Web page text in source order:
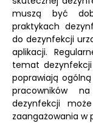
muszą być
praktykach
do dezynfekcji
aplikacji.
temat
poprawiają
pracowników
dezynfekcji
zaangażowania w